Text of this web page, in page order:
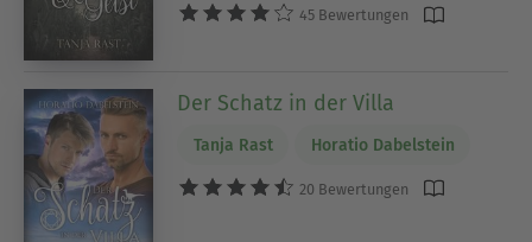
45 Bewertungen
Der Schatz in der Villa
Tanja Rast Horatio Dabelstein
20 Bewertungen